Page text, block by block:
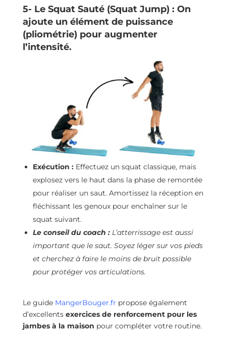
5- Le Squat Sauté (Squat Jump) : On
ajoute un élément de puissance
(pliométrie) pour augmenter
l’intensité.
Exécution :Effectuez un squat classique, mais
explosez vers le haut dans la phase de remontée
pour réaliser un saut. Amortissez la réception en
fléchissant les genoux pour enchaîner sur le
squat suivant.
Le conseil du coach :L’atterrissage est aussi
important que le saut. Soyez léger sur vos pieds
et cherchez à faire le moins de bruit possible
pour protéger vos articulations.
Le guide MangerBouger.fr propose également
d’excellents exercices de renforcement pour les
jambes à la maison pour compléter votre routine.